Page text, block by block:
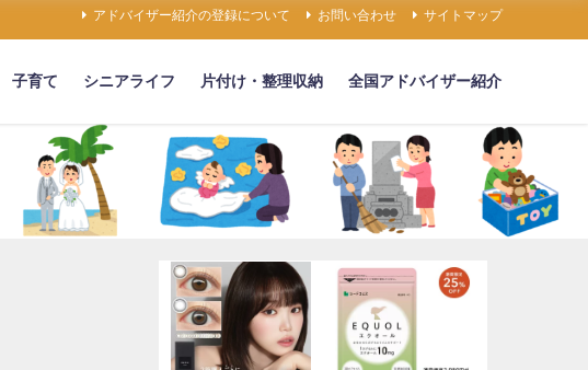
アドバイザー紹介の登録について お問い合わせ サイトマップ
子育て シニアライフ 片付け・整理収納 全国アドバイザー紹介